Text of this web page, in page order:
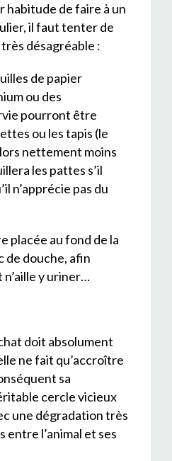
habitude de faire à un
il faut tenter de
désagréable :
de papier
ou des
pourront être
ou les tapis (le
nettement moins
les pattes s’il
n’apprécie pas du
placée au fond de la
de douche, afin
n’aille y uriner…
doit absolument
ne fait qu’accroître
sa
cercle vicieux
une dégradation très
entre l’animal et ses